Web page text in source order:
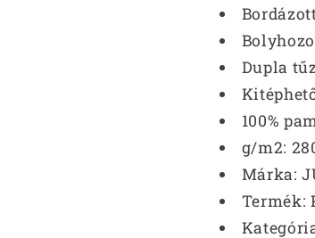
Dupla
100%
g/m2:
Márka:
Termék: